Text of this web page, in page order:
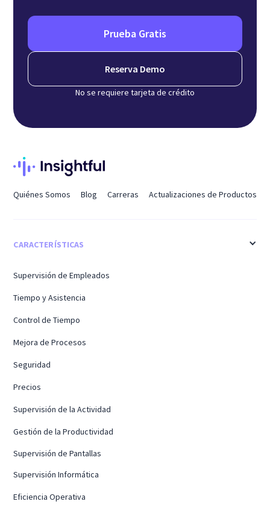
Prueba Gratis
Reserva Demo
No se requiere tarjeta de crédito
Quiénes Somos Blog Carreras Actualizaciones de Productos
CARACTERÍSTICAS
Supervisión de Empleados
Tiempo y Asistencia
Control de Tiempo
Mejora de Procesos
Seguridad
Precios
Supervisión de la Actividad
Gestión de la Productividad
Supervisión de Pantallas
Supervisión Informática
Eficiencia Operativa